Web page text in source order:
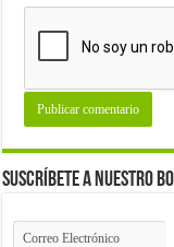
Suscríbete a nuestro